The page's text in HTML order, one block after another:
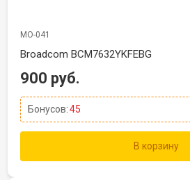
МО-041
Broadcom BCM7632YKFEBG
900 руб.
Бонусов:45
В корзину